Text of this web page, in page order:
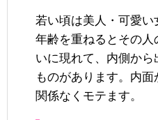
若い頃は美人・可愛い
年齢を重ねるとその
いに現れて、内側から
ものがあります。内
関係なくモテます。